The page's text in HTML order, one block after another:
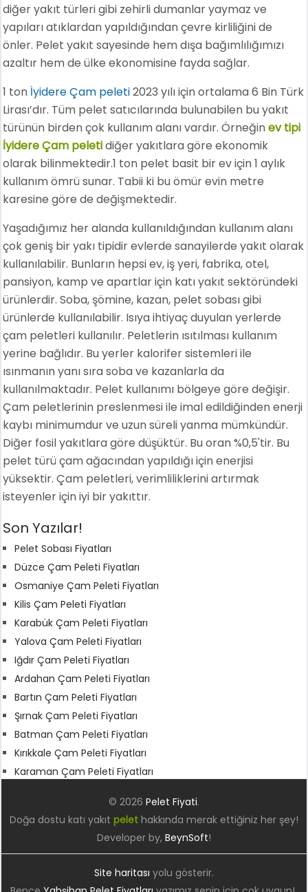
diğer yakıt türleri gibi zehirli dumanlar yaymaz ve
yapıları atıklardan yapıldığından çevre kirliliğini de
önler. Pelet yakıt sayesinde hem dışa bağımlılığımızı
azaltır hem de ülke ekonomisine fayda sağlar.
1 ton İyidere Çam peleti2023 yılı için ortalama 6 Bin Türk
Lirası’dır. Tüm pelet satıcılarında bulunabilen bu yakıt
türünün birden çok kullanım alanı vardır. Örneğinev tipi
İyidere Çam peletidiğer yakıtlara göre ekonomik
olarak bilinmektedir.1 ton pelet basit bir ev için 1 aylık
kullanım ömrü sunar. Tabii ki bu ömür evin metre
karesine göre de değişmektedir.
Yaşadığımız her alanda kullanıldığından kullanım alanı
çok geniş bir yakı tipidir evlerde sanayilerde yakıt olarak
kullanılabilir. Bunların hepsi ev, iş yeri, fabrika, otel,
pansiyon, kamp ve apartlar için katı yakıt sektöründeki
ürünlerdir. Soba, şömine, kazan, pelet sobası gibi
ürünlerde kullanılabilir. Isıya ihtiyaç duyulan yerlerde
çam peletleri kullanılır. Peletlerin ısıtılması kullanım
yerine bağlıdır. Bu yerler kalorifer sistemleri ile
ısınmanın yanı sıra soba ve kazanlarla da
kullanılmaktadır. Pelet kullanımı bölgeye göre değişir.
Çam peletlerinin preslenmesi ile imal edildiğinden enerji
kaybı minimumdur ve uzun süreli yanma mümkündür.
Diğer fosil yakıtlara göre düşüktür. Bu oran %0,5'tir. Bu
pelet türü çam ağacından yapıldığı için enerjisi
yüksektir. Çam peletleri, verimliliklerini artırmak
isteyenler için iyi bir yakıttır.
Son Yazılar!
Pelet Sobası Fiyatları
Düzce Çam Peleti Fiyatları
Osmaniye Çam Peleti Fiyatları
Kilis Çam Peleti Fiyatları
Karabük Çam Peleti Fiyatları
Yalova Çam Peleti Fiyatları
Iğdır Çam Peleti Fiyatları
Ardahan Çam Peleti Fiyatları
Bartın Çam Peleti Fiyatları
Şırnak Çam Peleti Fiyatları
Batman Çam Peleti Fiyatları
Kırıkkale Çam Peleti Fiyatları
Karaman Çam Peleti Fiyatları
© 2026 Pelet Fiyati.
Doğa dostu katı yakıt pelethakkında merak ettiğiniz her şey!
Developer by, BeynSoft!
Site haritası yolu gösterir.